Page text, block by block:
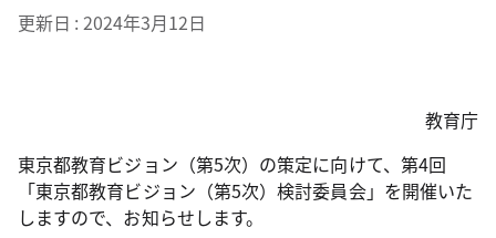
更新日 2024年3月12日
教育庁
東京都教育ビジョン（第5次）の策定に向けて、第4回
「東京都教育ビジョン（第5次）検討委員会」を開催いた
しますので、お知らせします。